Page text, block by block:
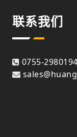
联系我们
0755-